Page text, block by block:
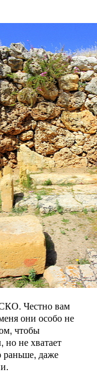
Честно вам
они особо не
чтобы
не хватает
раньше, даже